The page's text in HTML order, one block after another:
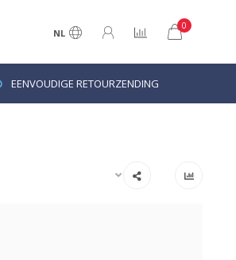
NL
0
EENVOUDIGE RETOURZENDING